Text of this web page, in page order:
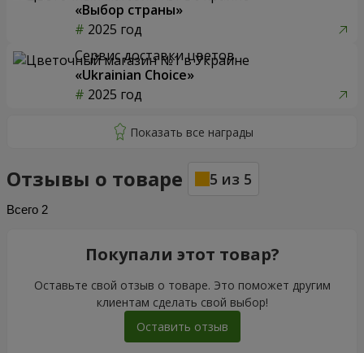
«Выбор страны»
2025 год
Сервис доставки цветов
«Ukrainian Choice»
2025 год
Отзывы о товаре 5 из 5
Всего 2
Покупали этот товар?
Оставьте свой отзыв о товаре. Это поможет другим
клиентам сделать свой выбор!
Оставить отзыв